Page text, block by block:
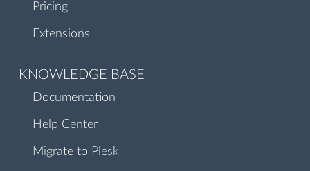
Pricing
Extensions
KNOWLEDGE BASE
Documentation
Help Center
Migrate to Plesk